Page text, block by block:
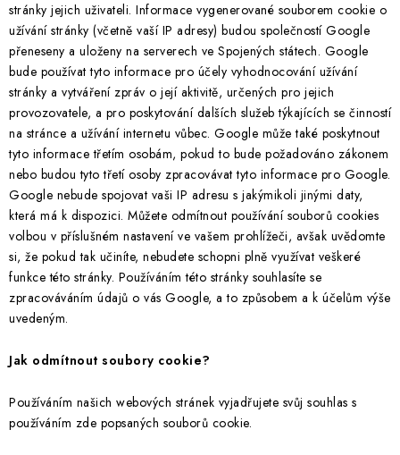
stránky jejich uživateli. Informace vygenerované souborem cookie o
užívání stránky (včetně vaší IP adresy) budou společností Google
přeneseny a uloženy na serverech ve Spojených státech. Google
bude používat tyto informace pro účely vyhodnocování užívání
stránky a vytváření zpráv o její aktivitě, určených pro jejich
provozovatele, a pro poskytování dalších služeb týkajících se činností
na stránce a užívání internetu vůbec. Google může také poskytnout
tyto informace třetím osobám, pokud to bude požadováno zákonem
nebo budou tyto třetí osoby zpracovávat tyto informace pro Google.
Google nebude spojovat vaši IP adresu s jakýmikoli jinými daty,
která má k dispozici. Můžete odmítnout používání souborů cookies
volbou v příslušném nastavení ve vašem prohlížeči, avšak uvědomte
si, že pokud tak učiníte, nebudete schopni plně využívat veškeré
funkce této stránky. Používáním této stránky souhlasíte se
zpracováváním údajů o vás Google, a to způsobem a k účelům výše
uvedeným.
Jak odmítnout soubory cookie?
Používáním našich webových stránek vyjadřujete svůj souhlas s
používáním zde popsaných souborů cookie.